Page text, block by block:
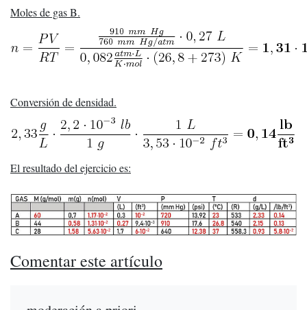
Moles de gas B.
Conversión de densidad.
El resultado del ejercicio es:
Comentar este artículo